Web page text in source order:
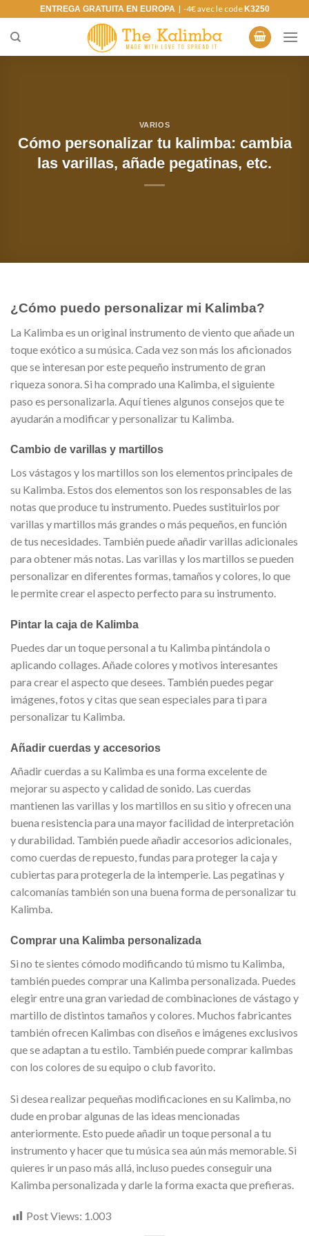
contenido
ENTREGA GRATUITA EN EUROPA| -4€ avec le code K3250
VARIOS
Cómo personalizar tu kalimba: cambia
las varillas, añade pegatinas, etc.
¿Cómo puedo personalizar mi Kalimba?
La Kalimba es un original instrumento de viento que añade un
toque exótico a su música. Cada vez son más los aficionados
que se interesan por este pequeño instrumento de gran
riqueza sonora. Si ha comprado una Kalimba, el siguiente
paso es personalizarla. Aquí tienes algunos consejos que te
ayudarán a modificar y personalizar tu Kalimba.
Cambio de varillas y martillos
Los vástagos y los martillos son los elementos principales de
su Kalimba. Estos dos elementos son los responsables de las
notas que produce tu instrumento. Puedes sustituirlos por
varillas y martillos más grandes o más pequeños, en función
de tus necesidades. También puede añadir varillas adicionales
para obtener más notas. Las varillas y los martillos se pueden
personalizar en diferentes formas, tamaños y colores, lo que
le permite crear el aspecto perfecto para su instrumento.
Pintar la caja de Kalimba
Puedes dar un toque personal a tu Kalimba pintándola o
aplicando collages. Añade colores y motivos interesantes
para crear el aspecto que desees. También puedes pegar
imágenes, fotos y citas que sean especiales para ti para
personalizar tu Kalimba.
Añadir cuerdas y accesorios
Añadir cuerdas a su Kalimba es una forma excelente de
mejorar su aspecto y calidad de sonido. Las cuerdas
mantienen las varillas y los martillos en su sitio y ofrecen una
buena resistencia para una mayor facilidad de interpretación
y durabilidad. También puede añadir accesorios adicionales,
como cuerdas de repuesto, fundas para proteger la caja y
cubiertas para protegerla de la intemperie. Las pegatinas y
calcomanías también son una buena forma de personalizar tu
Kalimba.
Comprar una Kalimba personalizada
Si no te sientes cómodo modificando tú mismo tu Kalimba,
también puedes comprar una Kalimba personalizada. Puedes
elegir entre una gran variedad de combinaciones de vástago y
martillo de distintos tamaños y colores. Muchos fabricantes
también ofrecen Kalimbas con diseños e imágenes exclusivos
que se adaptan a tu estilo. También puede comprar kalimbas
con los colores de su equipo o club favorito.
Si desea realizar pequeñas modificaciones en su Kalimba, no
dude en probar algunas de las ideas mencionadas
anteriormente. Esto puede añadir un toque personal a tu
instrumento y hacer que tu música sea aún más memorable. Si
quieres ir un paso más allá, incluso puedes conseguir una
Kalimba personalizada y darle la forma exacta que prefieras.
Post Views: 1.003